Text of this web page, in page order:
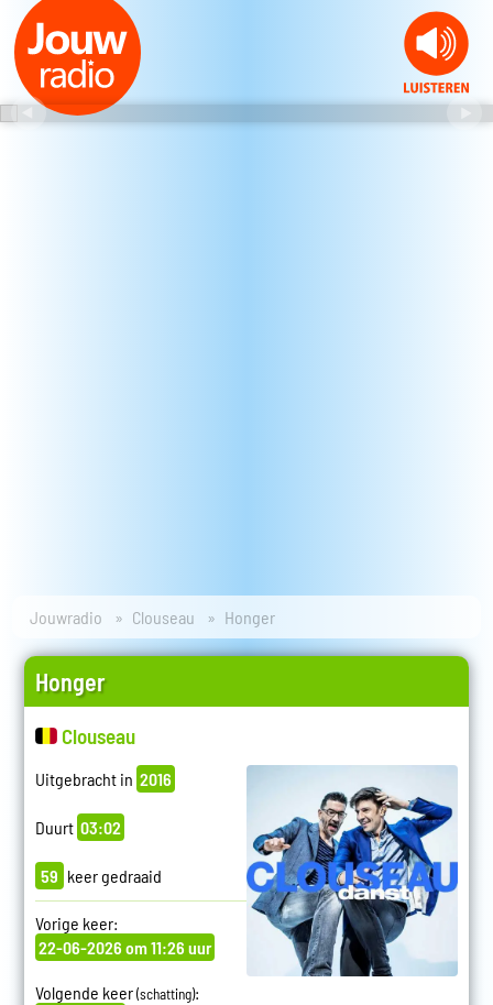
Jouwradio Clouseau Honger
Honger
Clouseau
Uitgebracht in 2016
Duurt 03:02
59 keer gedraaid
Vorige keer:
22-06-2026 om 11:26 uur
Volgende keer(schatting):